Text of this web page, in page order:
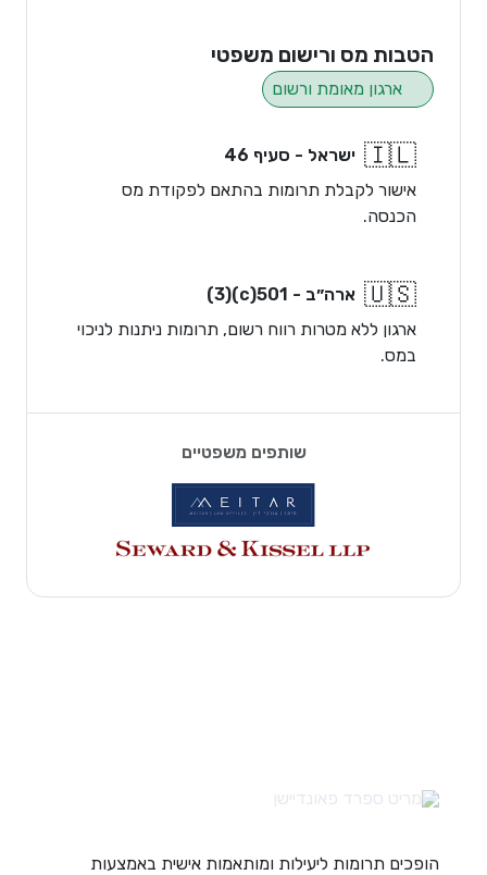
הטבות מס ורישום משפטי
ארגון מאומת ורשום
🇮🇱 ישראל - סעיף 46
אישור לקבלת תרומות בהתאם לפקודת מס
הכנסה.
🇺🇸 ארה״ב - 501(c)(3)
ארגון ללא מטרות רווח רשום, תרומות ניתנות לניכוי
במס.
שותפים משפטיים
הופכים תרומות ליעילות ומותאמות אישית באמצעות